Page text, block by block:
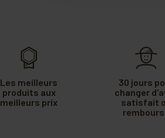
Les meilleurs
produits aux
meilleurs prix
30 jours
changer
satisfait